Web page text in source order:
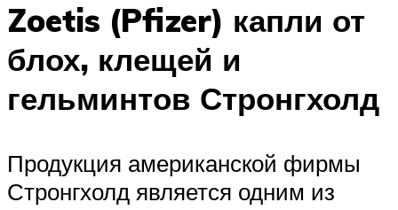
Zoetis (Pfizer) капли от
блох, клещей и
гельминтов Стронгхолд
Продукция американской фирмы
Стронгхолд является одним из